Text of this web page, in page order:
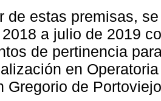
de estas premisas,
a julio de 2019
de pertinencia
en
Gregorio de